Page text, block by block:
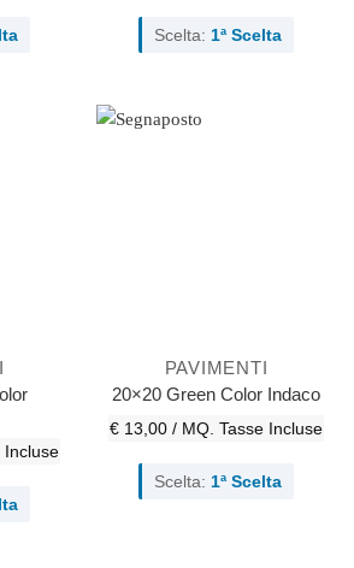
Scelta: 1ª Scelta
Incluse
PAVIMENTI
20×20 Green Color Indaco
€ 13,00 / MQ. Tasse Incluse
Scelta: 1ª Scelta